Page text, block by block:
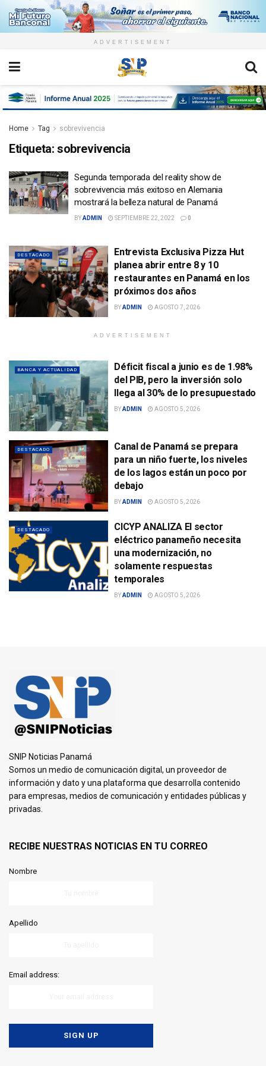
ADVERTISEMENT
Home Tag sobrevivencia
Etiqueta: sobrevivencia
Segunda temporada del reality show de
sobrevivencia más exitoso en Alemania
mostrará la belleza natural de Panamá
BYADMIN SEPTIEMBRE 22, 2022 0
DESTACADO
Entrevista Exclusiva Pizza Hut
planea abrir entre 8 y 10
restaurantes en Panamá en los
próximos dos años
BYADMIN AGOSTO 7, 2026
ADVERTISEMENT
BANCA Y ACTUALIDAD
Déficit fiscal a junio es de 1.98%
del PIB, pero la inversión solo
llega al 30% de lo presupuestado
BYADMIN AGOSTO 5, 2026
DESTACADO
Canal de Panamá se prepara
para un niño fuerte, los niveles
de los lagos están un poco por
debajo
BYADMIN AGOSTO 5, 2026
DESTACADO
CICYP ANALIZA El sector
eléctrico panameño necesita
una modernización, no
solamente respuestas
temporales
BYADMIN AGOSTO 5, 2026
SNIP Noticias Panamá
Somos un medio de comunicación digital, un proveedor de
información y dato y una plataforma que desarrolla contenido
para empresas, medios de comunicación y entidades públicas y
privadas.
RECIBE NUESTRAS NOTICIAS EN TU CORREO
Nombre
Apellido
Email address: